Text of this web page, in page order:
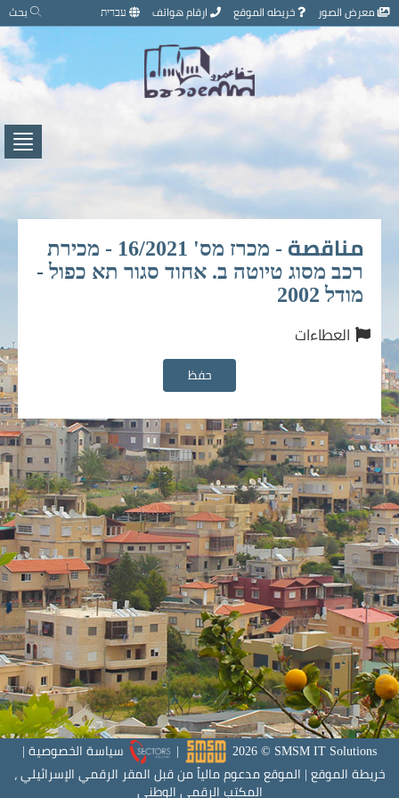
تخطي
إلى
محتوى
معرض الصور خريطه الموقع ارقام هواتف עברית بحث
لفتح
مناقصة - מכרז מס' 16/2021 - מכירת
רכב מסוג טיוטה ב. אחוד סגור תא כפול -
מודל 2002
العطاءات
حفظ
SMSM IT Solutions
©
2026
| سياسة الخصوصية|
خريطة الموقع| الموقع مدعوم مالياً من قبل المقر الرقمي الإسرائيلي ،
المكتب الرقمي الوطني